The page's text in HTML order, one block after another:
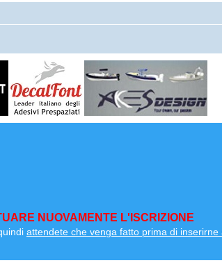
NUOVAMENTE L'ISCRIZIONE
attendete che venga fatto prima di inserirne